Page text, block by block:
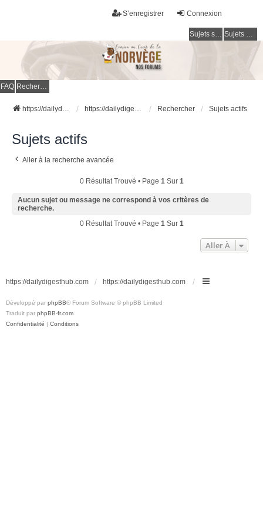
Connexion
S’enregistrer
Sujets sans réponse Sujets actifs
FAQ Rechercher
https://dailydigesthub.com https://dailydigesthub.com Rechercher Sujets actifs
Sujets actifs
Aller à la recherche avancée
0 Résultat Trouvé • Page 1Sur 1
Aucun sujet ou message ne correspond à vos critères de
recherche.
0 Résultat Trouvé • Page 1Sur 1
Aller À
https://dailydigesthub.com https://dailydigesthub.com
Développé par phpBB® Forum Software © phpBB Limited
Traduit par phpBB-fr.com
Confidentialité | Conditions